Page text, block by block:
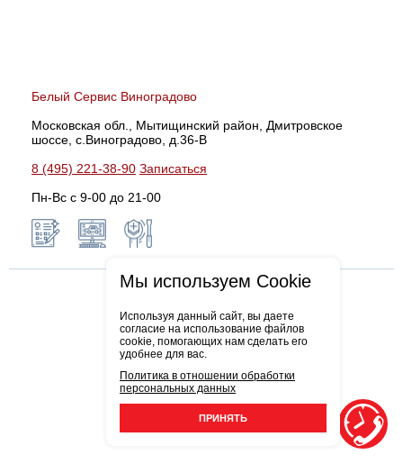
Белый Сервис Виноградово
Московская обл., Мытищинский район, Дмитровское
шоссе, с.Виноградово, д.36-В
8 (495) 221-38-90 Записаться
Пн-Вс с 9-00 до 21-00
Мы используем Cookie
Используя данный сайт, вы даете
согласие на использование файлов
cookie, помогающих нам сделать его
удобнее для вас.
Политика в отношении обработки
персональных данных
ПРИНЯТЬ